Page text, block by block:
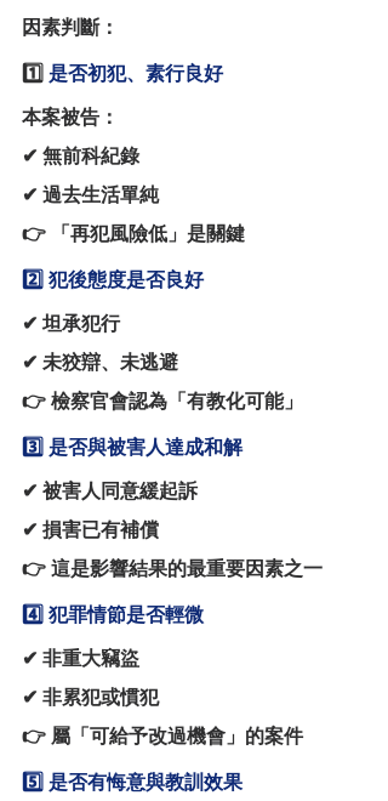
因素判斷：
1️⃣ 是否初犯、素行良好
本案被告：
✔ 無前科紀錄
✔ 過去生活單純
👉 「再犯風險低」是關鍵
2️⃣ 犯後態度是否良好
✔ 坦承犯行
✔ 未狡辯、未逃避
👉 檢察官會認為「有教化可能」
3️⃣ 是否與被害人達成和解
✔ 被害人同意緩起訴
✔ 損害已有補償
👉 這是影響結果的最重要因素之一
4️⃣ 犯罪情節是否輕微
✔ 非重大竊盜
✔ 非累犯或慣犯
👉 屬「可給予改過機會」的案件
5️⃣ 是否有悔意與教訓效果